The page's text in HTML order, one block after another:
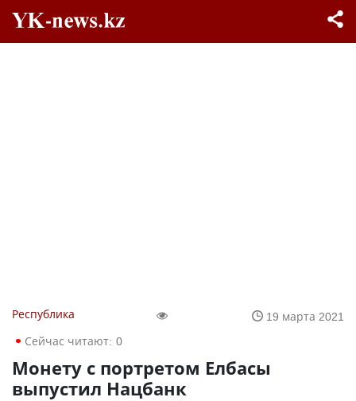
Республика
19 марта 2021
Сейчас читают: 0
Монету с портретом Елбасы
выпустил Нацбанк